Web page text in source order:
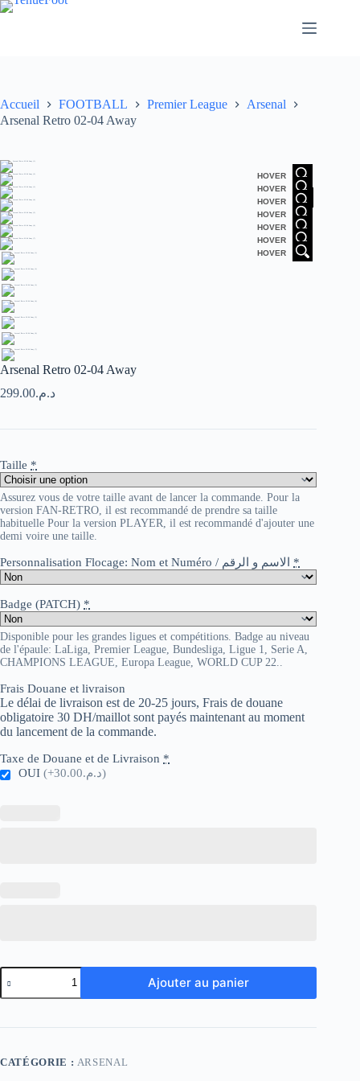
Passer
Accueil FOOTBALL Premier League
Arsenal
Arsenal Retro 02-04 Away
HOVER
HOVER
HOVER
HOVER
HOVER
HOVER
HOVER
Arsenal Retro 02-04 Away
د.م.299.00
Taille *
Assurez vous de votre taille avant de lancer la commande. Pour la
version FAN-RETRO, il est recommandé de prendre sa taille
habituelle Pour la version PLAYER, il est recommandé d'ajouter une
demi voire une taille.
Personnalisation Flocage: Nom et Numéro / الاسم و الرقم *
Badge (PATCH) *
Disponible pour les grandes ligues et compétitions. Badge au niveau
de l'épaule: LaLiga, Premier League, Bundesliga, Ligue 1, Serie A,
CHAMPIONS LEAGUE, Europa League, WORLD CUP 22..
Frais Douane et livraison
Le délai de livraison est de 20-25 jours, Frais de douane
obligatoire 30 DH/maillot sont payés maintenant au moment
du lancement de la commande.
Taxe de Douane et de Livraison *
OUI
(+د.م.30.00)
quantité
de
Arsenal
02-
Away
Ajouter au panier
CATÉGORIE : ARSENAL